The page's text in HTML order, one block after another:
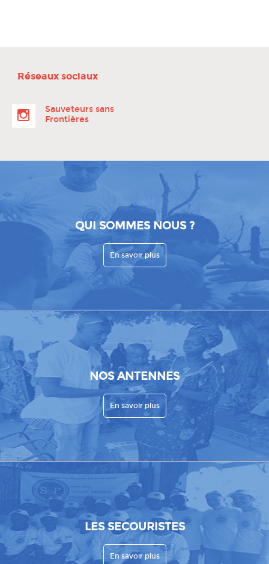
Réseaux sociaux
Sauveteurs sans
Frontières
QUI SOMMES NOUS ?
En savoir plus
NOS ANTENNES
En savoir plus
LES SECOURISTES
En savoir plus